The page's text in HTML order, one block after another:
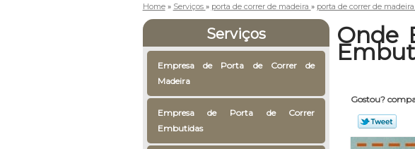
Home » Serviços » porta de correr de madeira » porta de correr de
Serviços
Empresa de Porta de Correr de
Madeira
Empresa de Porta de Correr
Embutidas
Onde
Gostou?